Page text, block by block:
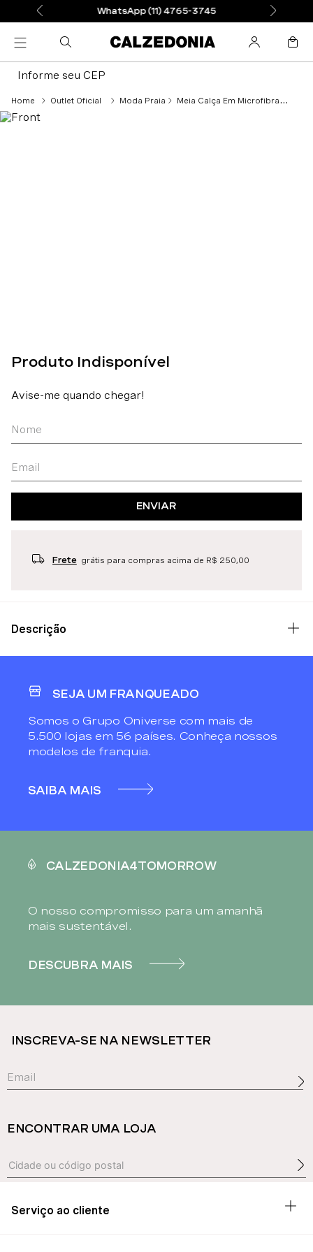
WhatsApp (11) 4765-3745
Informe seu CEP
Outlet Oficial Moda Praia Meia Calça Em Microfibra Warner Bros Infantil - Colorido
ENVIAR
Frete grátis para compras acima de R$ 250,00
Descrição
SEJA UM FRANQUEADO
Somos o Grupo Oniverse com mais de
5.500 lojas em 56 países. Conheça nossos
modelos de franquia.
SAIBA MAIS
CALZEDONIA4TOMORROW
O nosso compromisso para um amanhã
mais sustentável.
DESCUBRA MAIS
INSCREVA-SE NA NEWSLETTER
ENCONTRAR UMA LOJA
Serviço ao cliente